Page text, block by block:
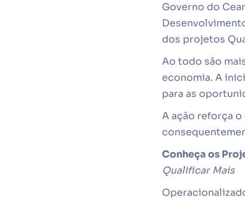
Governo do
dos projetos
Ao todo são
economia. A
para as
A ação reforça
Conheça os
Qualificar Mais